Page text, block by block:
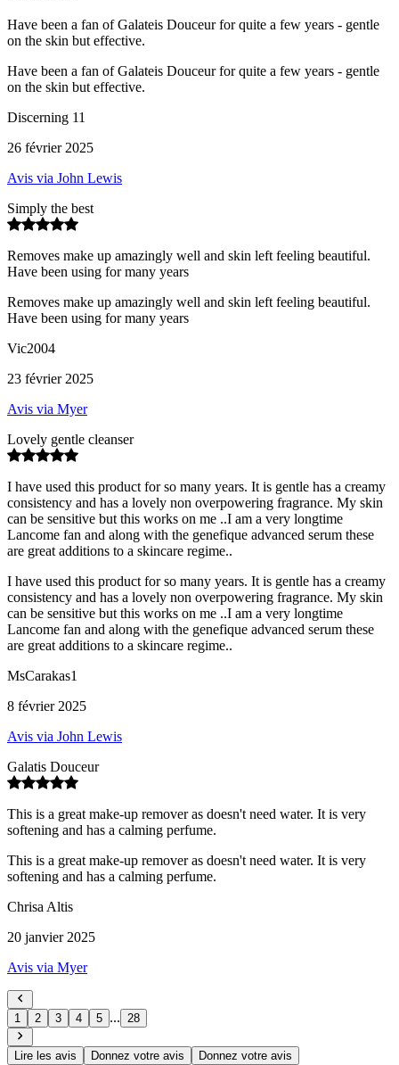
Have been a fan of Galateis Douceur for quite a few years - gentle
on the skin but effective.
Have been a fan of Galateis Douceur for quite a few years - gentle
on the skin but effective.
Discerning 11
26 février 2025
Avis via John Lewis
Simply the best
Removes make up amazingly well and skin left feeling beautiful.
Have been using for many years
Removes make up amazingly well and skin left feeling beautiful.
Have been using for many years
Vic2004
23 février 2025
Avis via Myer
Lovely gentle cleanser
I have used this product for so many years. It is gentle has a creamy
consistency and has a lovely non overpowering fragrance. My skin
can be sensitive but this works on me ..I am a very longtime
Lancome fan and along with the genefique advanced serum these
are great additions to a skincare regime..
I have used this product for so many years. It is gentle has a creamy
consistency and has a lovely non overpowering fragrance. My skin
can be sensitive but this works on me ..I am a very longtime
Lancome fan and along with the genefique advanced serum these
are great additions to a skincare regime..
MsCarakas1
8 février 2025
Avis via John Lewis
Galatis Douceur
This is a great make-up remover as doesn't need water. It is very
softening and has a calming perfume.
This is a great make-up remover as doesn't need water. It is very
softening and has a calming perfume.
Chrisa Altis
20 janvier 2025
Avis via Myer
1 2 3 4 5 ... 28
Lire les avis Donnez votre avis Donnez votre avis